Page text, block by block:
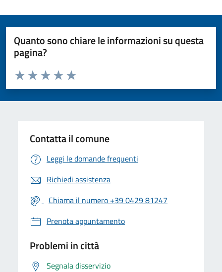
Quanto sono chiare le informazioni su questa
pagina?
Valuta da 1 a 5 stelle la pagina
Valuta 5 stelle su 5
Valuta 4 stelle su 5
Valuta 3 stelle su 5
Valuta 2 stelle su 5
Valuta 1 stelle su 5
Contatta il comune
Leggi le domande frequenti
Richiedi assistenza
Chiama il numero +39 0429 81247
Prenota appuntamento
Problemi in città
Segnala disservizio